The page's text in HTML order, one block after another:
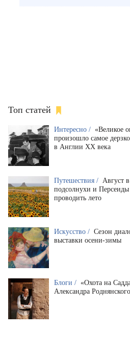
Топ статей
Интересно / «Великое
произошло самое
в Англии XX века
Путешествия / Август
подсолнухи и
проводить лето
Искусство / Сезон
выставки осени-зимы
Блоги / «Охота на
Александра